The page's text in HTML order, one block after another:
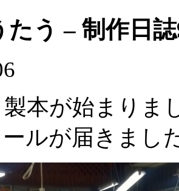
たう – 制作日
本が始まりま
ルが届きまし